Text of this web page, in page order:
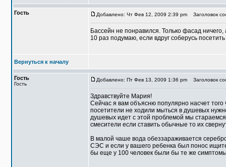
Гость Добавлено: Чт Фев 12, 2009 2:39 pm Заголовок
Бассейн не понравился. Только фасад
10 раз подумаю, если вдруг соберусь посетить
Вернуться к началу
Гость
Гость
Добавлено: Пт Фев 13, 2009 1:36 pm Заголовок
Здравствуйте Мария!
Сейчас я вам объясню популярно насчет
посетители не ходили мыться в душевых
душевых идет с этой проблемой мы
смесители если ставить обычные то их
В малой чаше вода обеззараживается
СЭС и если у вашего ребенка был понос ищите
бы еще у 100 человек были бы те же